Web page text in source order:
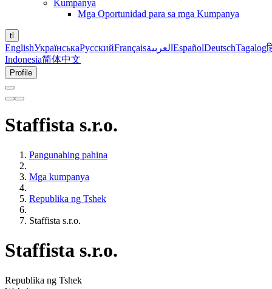
Kumpanya
Mga Oportunidad para sa mga Kumpanya
tl
EnglishУкраїнськаРусскийFrançaisالعربية EspañolDeutschTagalog
Indonesia简体中文
Profile
Staffista s.r.o.
Pangunahing pahina
Mga kumpanya
Republika ng Tshek
Staffista s.r.o.
Staffista s.r.o.
Republika ng Tshek